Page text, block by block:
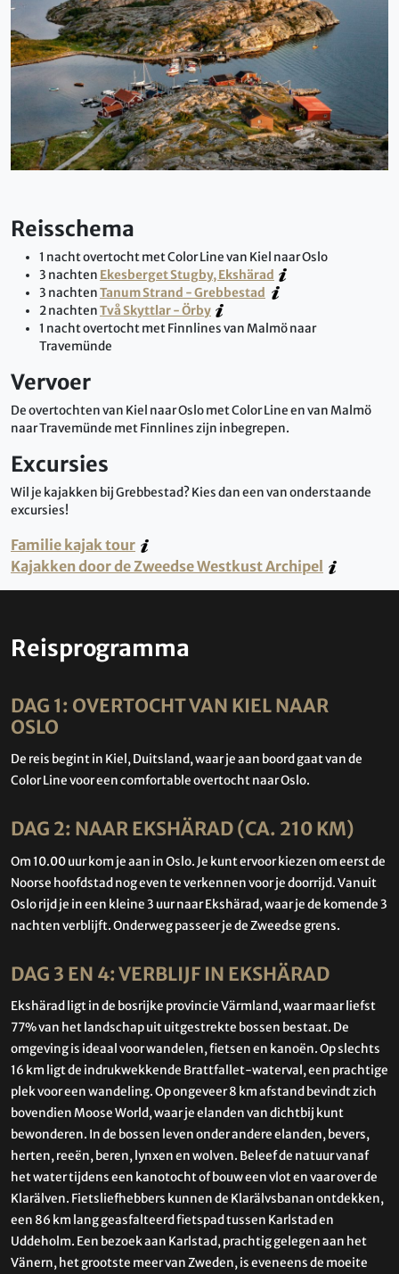
Reisschema
1 nacht overtocht met Color Line van Kiel naar Oslo
3 nachten Ekesberget Stugby, Ekshärad
3 nachtenTanum Strand - Grebbestad
2 nachtenTvå Skyttlar - Örby
1 nacht overtocht met Finnlines van Malmö naar
Travemünde
Vervoer
De overtochten van Kiel naar Oslo met Color Line en van Malmö
naar Travemünde met Finnlines zijn inbegrepen.
Excursies
Wil je kajakken bij Grebbestad? Kies dan een van onderstaande
excursies!
Familie kajak tour
Kajakken door de Zweedse Westkust Archipel
Reisprogramma
DAG 1: OVERTOCHT VAN KIEL NAAR
OSLO
De reis begint in Kiel, Duitsland, waar je aan boord gaat van de
Color Line voor een comfortable overtocht naar Oslo.
DAG 2: NAAR EKSHÄRAD (CA. 210 KM)
Om 10.00 uur kom je aan in Oslo. Je kunt ervoor kiezen om eerst de
Noorse hoofdstad nog even te verkennen voor je doorrijd. Vanuit
Oslo rijd je in een kleine 3 uur naar Ekshärad, waar je de komende 3
nachten verblijft. Onderweg passeer je de Zweedse grens.
DAG 3 EN 4: VERBLIJF IN EKSHÄRAD
Ekshärad ligt in de bosrijke provincie Värmland, waar maar liefst
77% van het landschap uit uitgestrekte bossen bestaat. De
omgeving is ideaal voor wandelen, fietsen en kanoën. Op slechts
16 km ligt de indrukwekkende Brattfallet-waterval, een prachtige
plek voor een wandeling. Op ongeveer 8 km afstand bevindt zich
bovendien Moose World, waar je elanden van dichtbij kunt
bewonderen. In de bossen leven onder andere elanden, bevers,
herten, reeën, beren, lynxen en wolven. Beleef de natuur vanaf
het water tijdens een kanotocht of bouw een vlot en vaar over de
Klarälven. Fietsliefhebbers kunnen de Klarälvsbanan ontdekken,
een 86 km lang geasfalteerd fietspad tussen Karlstad en
Uddeholm. Een bezoek aan Karlstad, prachtig gelegen aan het
Vänern, het grootste meer van Zweden, is eveneens de moeite